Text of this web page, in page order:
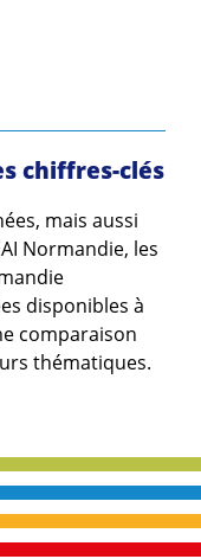
chiffres-clés
mais aussi
Normandie, les
disponibles à
comparaison
thématiques.